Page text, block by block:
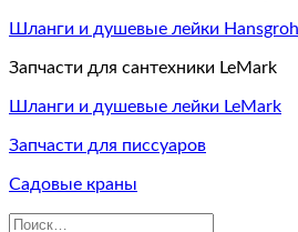
Шланги и душевые лейки
Запчасти для сантехники LeMark
Шланги и душевые лейки LeMark
Запчасти для писсуаров
Садовые краны
Искать: